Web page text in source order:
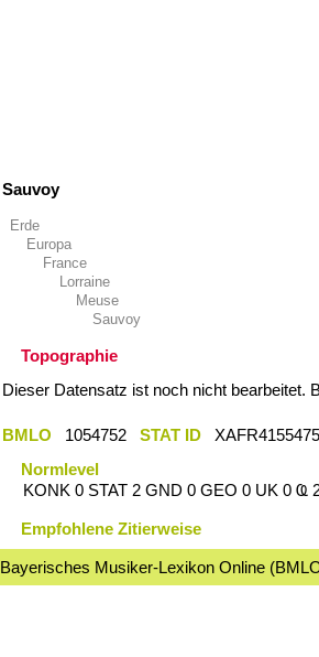
Sauvoy
Erde
Europa
France
Lorraine
Meuse
Sauvoy
Topographie
Dieser Datensatz ist noch nicht bearbeitet.
BMLO 1054752 STAT ID
Normlevel
KONK 0 STAT 2 GND 0 GEO 0 UK 0 Ҩ
Empfohlene Zitierweise
Bayerisches Musiker-Lexikon Online